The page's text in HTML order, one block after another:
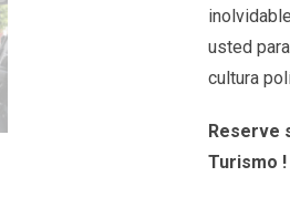
usted
cultura
Reserve
Turismo !